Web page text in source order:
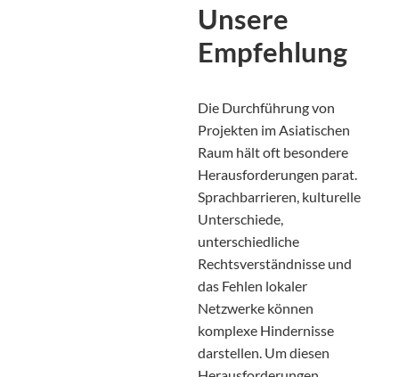
Unsere
Empfehlung
Die Durchführung von
Projekten im Asiatischen
Raum hält oft besondere
Herausforderungen parat.
Sprachbarrieren, kulturelle
Unterschiede,
unterschiedliche
Rechtsverständnisse und
das Fehlen lokaler
Netzwerke können
komplexe Hindernisse
darstellen. Um diesen